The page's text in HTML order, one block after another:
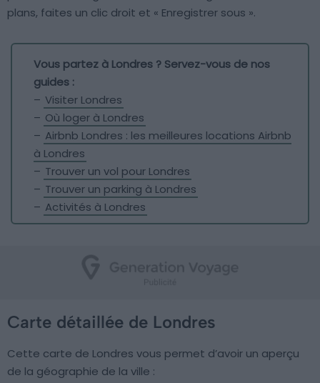
plans, faites un clic droit et « Enregistrer sous ».
Vous partez à Londres ? Servez-vous de nos
guides :
– Visiter Londres
– Où loger à Londres
– Airbnb Londres : les meilleures locations Airbnb
à Londres
– Trouver un vol pour Londres
– Trouver un parking à Londres
– Activités à Londres
Carte détaillée de Londres
Cette carte de Londres vous permet d’avoir un aperçu
de la géographie de la ville :